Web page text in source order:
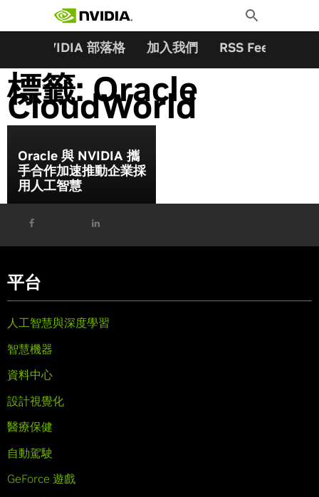
Toggle
Search
NVIDIA 部落格 加入我們 RSS Feeds
標籤:Oracle
CloudWorld
Oracle 與 NVIDIA 攜
手合作加速推動企業採
用人工智慧
平台
人工智慧與深度學習
智慧機器
資料中心
設計視覺化
醫療保健
自動駕駛
GeForce 遊戲